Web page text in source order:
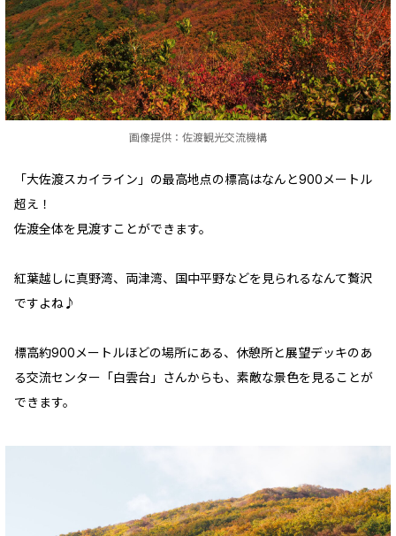
画像提供：佐渡観光交流機構
「大佐渡スカイライン」の最高地点の標高はなんと900メートル
超え！
佐渡全体を見渡すことができます。
紅葉越しに真野湾、両津湾、国中平野などを見られるなんて贅沢
ですよね♪
標高約900メートルほどの場所にある、休憩所と展望デッキのあ
る交流センター「白雲台」さんからも、素敵な景色を見ることが
できます。